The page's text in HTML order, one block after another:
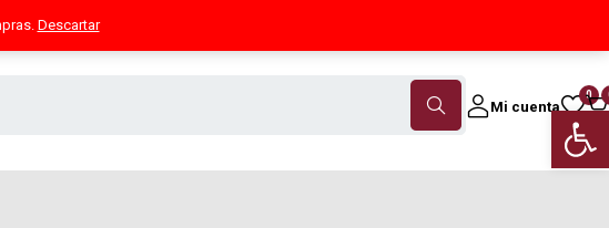
Abrir
Descartar
Mi cuenta
0